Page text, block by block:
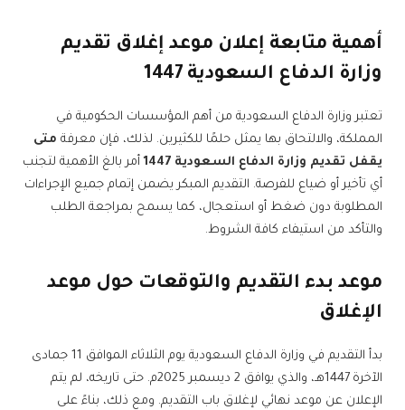
أهمية متابعة إعلان موعد إغلاق تقديم
وزارة الدفاع السعودية 1447
تعتبر وزارة الدفاع السعودية من أهم المؤسسات الحكومية في
المملكة، والالتحاق بها يمثل حلمًا للكثيرين. لذلك، فإن معرفة متى
يقفل تقديم وزارة الدفاع السعودية 1447
أمر بالغ الأهمية لتجنب
أي تأخير أو ضياع للفرصة. التقديم المبكر يضمن إتمام جميع الإجراءات
المطلوبة دون ضغط أو استعجال، كما يسمح بمراجعة الطلب
والتأكد من استيفاء كافة الشروط.
موعد بدء التقديم والتوقعات حول موعد
الإغلاق
بدأ التقديم في وزارة الدفاع السعودية يوم الثلاثاء الموافق 11 جمادى
الآخرة 1447هـ، والذي يوافق 2 ديسمبر 2025م. حتى تاريخه، لم يتم
الإعلان عن موعد نهائي لإغلاق باب التقديم. ومع ذلك، بناءً على